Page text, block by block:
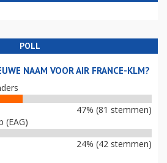
POLL
NAAM VOOR AIR FRANCE-KLM?
47% (81 stemmen)
(EAG)
24% (42 stemmen)